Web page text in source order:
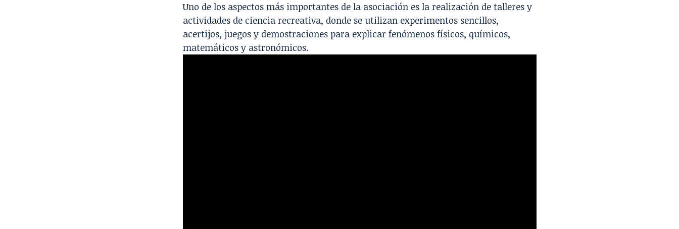
Uno de los aspectos más importantes de la asociación es la realización de talleres y
actividades de ciencia recreativa, donde se utilizan experimentos sencillos,
acertijos, juegos y demostraciones para explicar fenómenos físicos, químicos,
matemáticos y astronómicos.